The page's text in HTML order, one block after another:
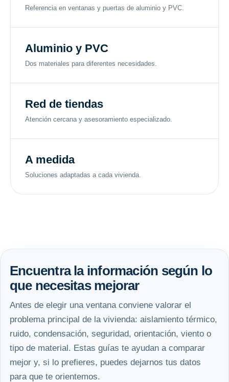
Referencia en ventanas y puertas de aluminio y PVC.
Aluminio y PVC
Dos materiales para diferentes necesidades.
Red de tiendas
Atención cercana y asesoramiento especializado.
A medida
Soluciones adaptadas a cada vivienda.
Encuentra la información según lo
que necesitas mejorar
Antes de elegir una ventana conviene valorar el
problema principal de la vivienda: aislamiento térmico,
ruido, condensación, seguridad, orientación, viento o
tipo de material. Estas guías te ayudan a comparar
mejor y, si lo prefieres, puedes dejarnos tus datos
para que te orientemos.